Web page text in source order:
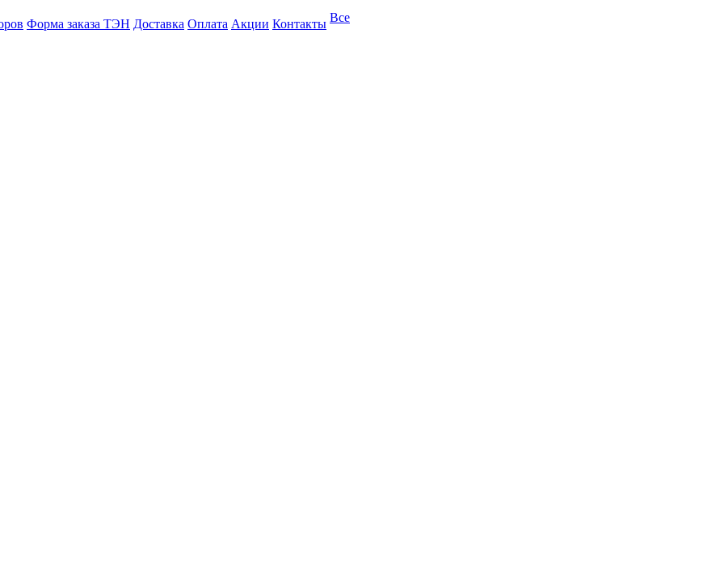
Форма заказа ТЭН Доставка Оплата Акции Контакты Все